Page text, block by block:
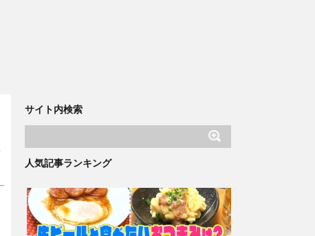
サイト内検索
人気記事ランキング